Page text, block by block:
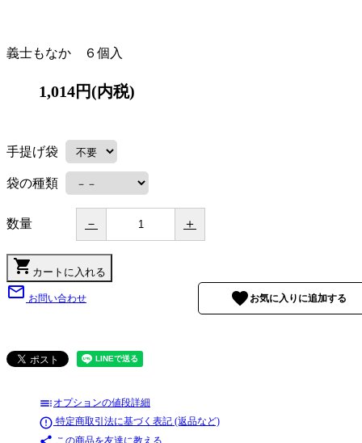
義士もなか ６個入
1,014円(内税)
手提げ袋
袋の種類
数量 － ＋
shopping_cart カートに入れる
mail_outline お問い合わせ favorite
toc オプションの値段詳細
error_outline 特定商取引法に基づく表記 (返品など)
この商品を友達に教える